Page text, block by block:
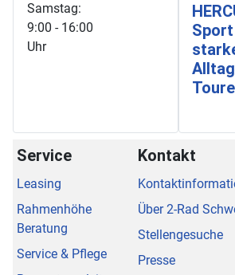
Samstag:
9:00 - 16:00
Uhr
Sport
Service
Leasing
Rahmenhöhe
Beratung
Service & Pflege
Kontakt
Über 2-Rad
Stellengesuche
Presse